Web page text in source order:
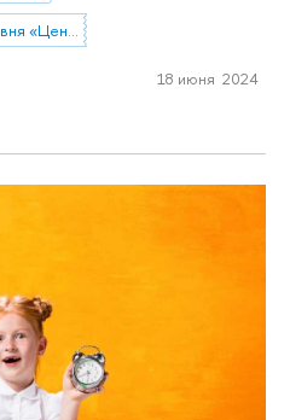
Научный центр мирового уровня «Центр междисциплинарных исследований человеческого потенциала»
18 июня 2024